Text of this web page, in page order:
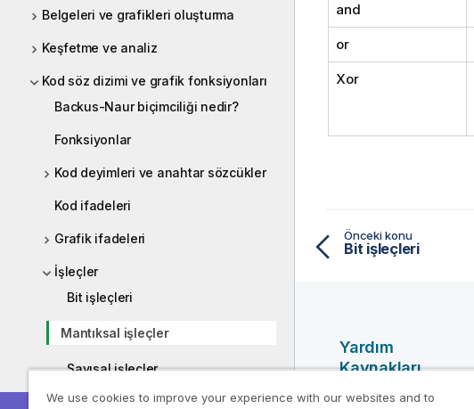
Belgeleri ve grafikleri oluşturma
Keşfetme ve analiz
Kod söz dizimi ve grafik fonksiyonları
Backus-Naur biçimciliği nedir?
Fonksiyonlar
Kod deyimleri ve anahtar sözcükler
Kod ifadeleri
Grafik ifadeleri
İşleçler
Bit işleçleri
Mantıksal işleçler
Sayısal işleçler
İlişkisel işleçler
and
or
Xor
Önceki konu
Bit işleçleri
Yardım
Kaynakları
Qlik Yardımı
We use cookies to improve your experience with our websites and to